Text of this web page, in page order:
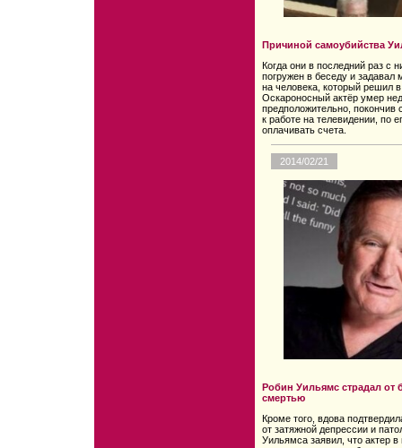
Причиной самоубийства
Когда они в последний раз с
погружен в беседу и задавал
на человека, который решил
Оскароносный актёр умер
предположительно,
к работе на телевидении, по
оплачивать счета.
2014/02/21
Робин Уильямс страдал от
смертью
Кроме того, вдова
от затяжной депрессии и
Уильямса заявил, что актер